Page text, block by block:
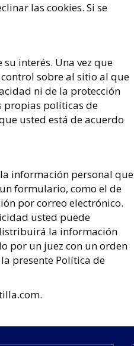
las cookies. Si se
interés. Una vez que
sobre al sitio al que
ni de la protección
propias políticas de
usted está de acuerdo
información personal que
formulario, como el de
por correo electrónico.
usted puede
la información
por un juez con un orden
presente Política de